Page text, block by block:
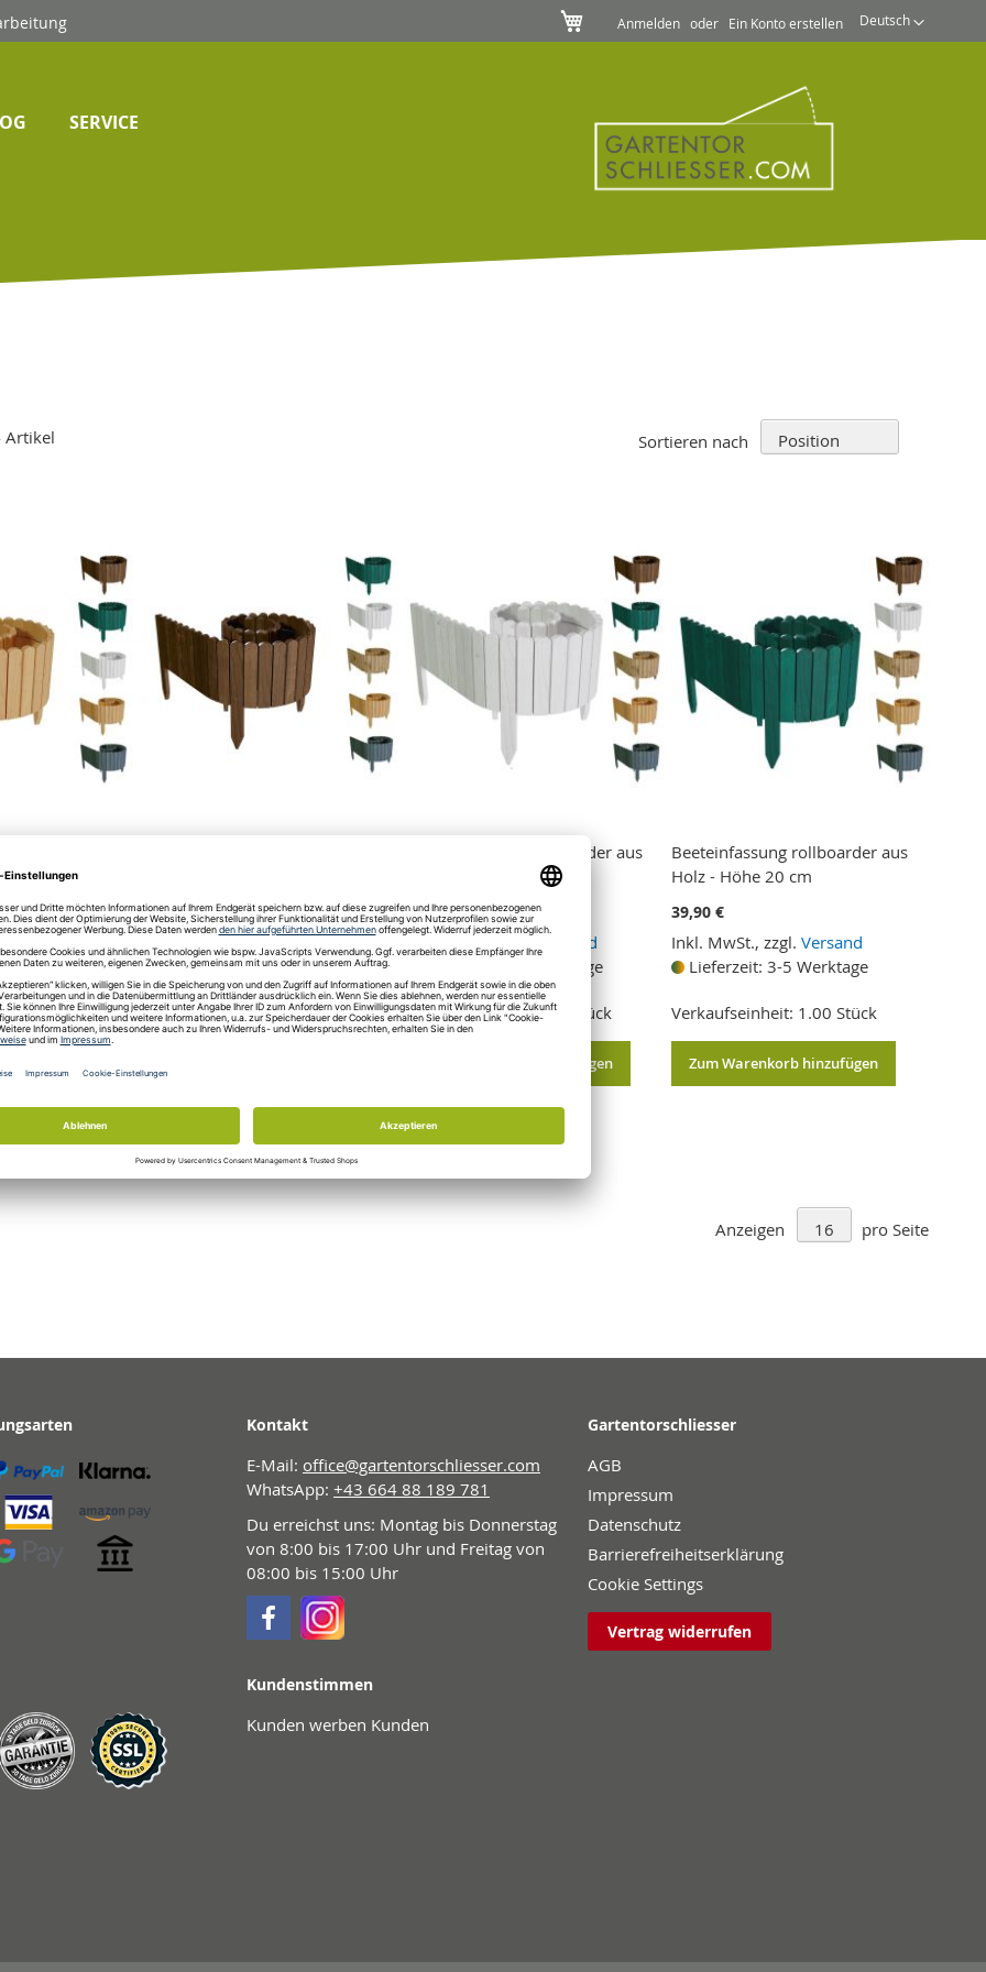
Sprache
Deutsch
Anmelden Ein Konto erstellen
Mein Warenkorb
SERVICE
Artikel Sortieren nach
aus
Versand
Stück
43,90 €
Inkl. MwSt., zzgl.Versand
Lieferzeit: 3-5 Werktage
Verkaufseinheit: 1.00 Stück
Beeteinfassung rollboarder aus
Holz - Höhe 40 cm
52,90 €
Inkl. MwSt., zzgl.
Versand
Lieferzeit: 3-5 Werktage
Verkaufseinheit: 1.00 Stück
Zum Warenkorb hinzufügen
Beeteinfassung rollboarder aus
Holz - Höhe 20 cm
39,90 €
Inkl. MwSt., zzgl.Versand
Lieferzeit: 3-5 Werktage
Verkaufseinheit: 1.00 Stück
Zum Warenkorb hinzufügen
Anzeigen pro Seite
Kontakt
E-Mail: office@gartentorschliesser.com
WhatsApp: +43 664 88 189 781
Du erreichst uns: Montag bis Donnerstag
von 8:00 bis 17:00 Uhr und Freitag von
08:00 bis 15:00 Uhr
Gartentorschliesser
AGB
Impressum
Datenschutz
Barrierefreiheitserklärung
Cookie Settings
Vertrag widerrufen
Kundenstimmen
Kunden werben Kunden